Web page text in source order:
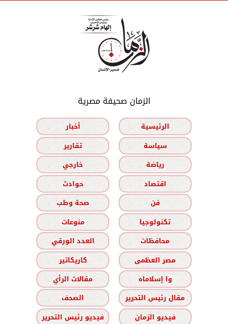
الزمان صحيفة مصرية
الرئيسية
أخبار
سياسة
تقارير
رياضة
خارجي
اقتصاد
حوادث
فن
صحة وطب
تكنولوجيا
منوعات
محافظات
العدد الورقي
مصر العظمى
كاريكاتير
وا إسلاماه
مقالات الرأي
مقال رئيس التحرير
الصحف
فيديو الزمان
فيديو رئيس التحرير